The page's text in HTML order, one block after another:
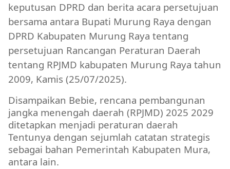
keputusan DPRD dan berita acara persetujuan
bersama antara Bupati Murung Raya dengan
DPRD Kabupaten Murung Raya tentang
persetujuan Rancangan Peraturan Daerah
tentang RPJMD kabupaten Murung Raya tahun
2009, Kamis (25/07/2025).
Disampaikan Bebie, rencana pembangunan
jangka menengah daerah (RPJMD) 2025 2029
ditetapkan menjadi peraturan daerah
Tentunya dengan sejumlah catatan strategis
sebagai bahan Pemerintah Kabupaten Mura,
antara lain.